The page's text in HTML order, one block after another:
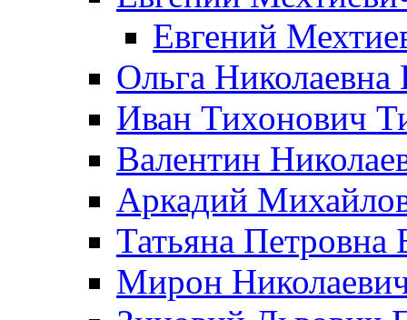
Евгений
Ольга Николаевна
Иван Тихонович
Валентин
Аркадий
Татьяна Петровна
Мирон